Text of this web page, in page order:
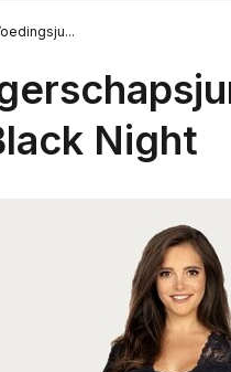
Night